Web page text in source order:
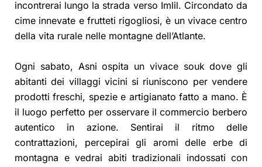
incontrerai lungo la strada verso Imlil. Circondato da
cime innevate e frutteti rigogliosi, è un vivace centro
della vita rurale nelle montagne dell’Atlante.
Ogni sabato, Asni ospita un vivace souk dove gli
abitanti dei villaggi vicini si riuniscono per vendere
prodotti freschi, spezie e artigianato fatto a mano. È
il luogo perfetto per osservare il commercio berbero
autentico in azione. Sentirai il ritmo delle
contrattazioni, percepirai gli aromi delle erbe di
montagna e vedrai abiti tradizionali indossati con